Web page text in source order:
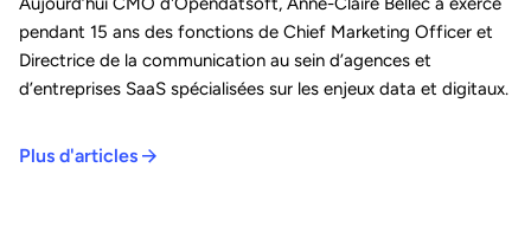
pendant 15 ans des fonctions de Chief Marketing Officer et
Directrice de la communication au sein d’agences et
d’entreprises SaaS spécialisées sur les enjeux data et digitaux.
Plus d'articles